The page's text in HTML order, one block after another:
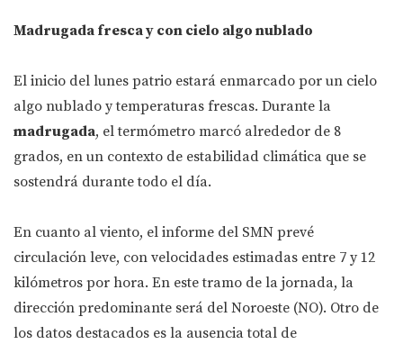
Madrugada fresca y con cielo algo nublado
El inicio del lunes patrio estará enmarcado por un cielo
algo nublado y temperaturas frescas. Durante la
madrugada, el termómetro marcó alrededor de 8
grados, en un contexto de estabilidad climática que se
sostendrá durante todo el día.
En cuanto al viento, el informe del SMN prevé
circulación leve, con velocidades estimadas entre 7 y 12
kilómetros por hora. En este tramo de la jornada, la
dirección predominante será del Noroeste (NO). Otro de
los datos destacados es la ausencia total de